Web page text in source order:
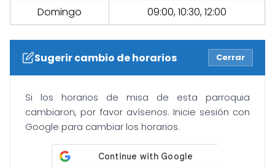
Domingo
09:00, 10:30, 12:00
Sugerir cambio de horarios Cerrar
Si los horarios de misa de esta parroquia
cambiaron, por favor avísenos. Inicie sesión con
Google para cambiar los horarios.